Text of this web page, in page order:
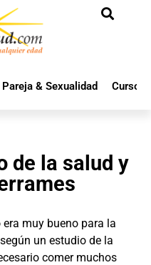
Pareja & Sexualidad Cursos
de la salud y
muy bueno para la
un estudio de la
comer muchos